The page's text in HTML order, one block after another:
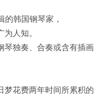
的韩国钢琴家，
人知。
琴独奏、合奏或含有插画
梦花费两年时间所累积的